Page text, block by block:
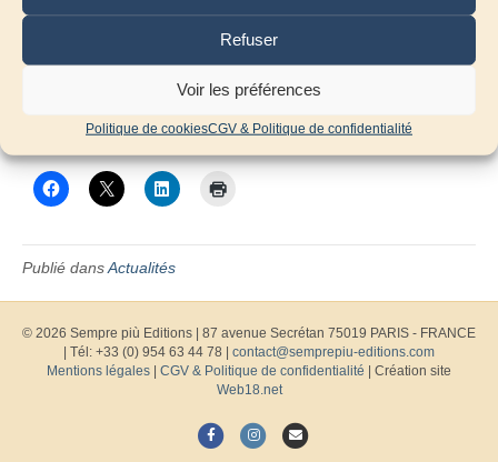
Refuser
Voir les préférences
Politique de cookiesCGV & Politique de confidentialité
N’hésitez pas à diffuser et partager cette information auprès de
vos collègues et amis professeurs !
Nous vous rappelons que tous nos catalogues instrumentaux
sont téléchargeables gratuitement sur notre site à la rubrique
Catalogues :https://semprepiu-editions.com/categorie-
produit/catalogues-pdf/
Publié dansActualités
© 2026 Sempre più Editions
87 avenue Secrétan 75019 PARIS - FRANCE
| Tél: +33 (0) 954 63 44 78 | contact@semprepiu-editions.com
Mentions légales
CGV & Politique de confidentialité | Création site
Web18.net
F
I
E